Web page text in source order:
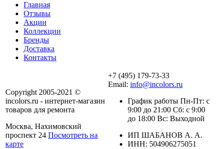
Главная
Отзывы
Акции
Коллекции
Бренды
Доставка
Контакты
Copyright 2005-2021 ©
incolors.ru - интернет-магазин
товаров для ремонта
Москва, Нахимовский
проспект 24 Посмотреть на
карте
+7 (495) 179-73-33
Email: info@incolors.ru
График работы Пн-Пт: с
9:00 до 21:00 Сб: с 9:00
до 18:00 Вс: Выходной
ИП ШАБАНОВ А. А.
ИНН: 504906275051